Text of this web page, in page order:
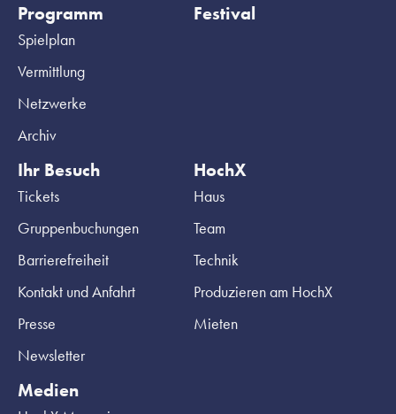
Programm
Spielplan
Vermittlung
Netzwerke
Archiv
Festival
Ihr Besuch
Tickets
Gruppenbuchungen
Barrierefreiheit
Kontakt und Anfahrt
Presse
Newsletter
HochX
Haus
Team
Technik
Produzieren am HochX
Mieten
Medien